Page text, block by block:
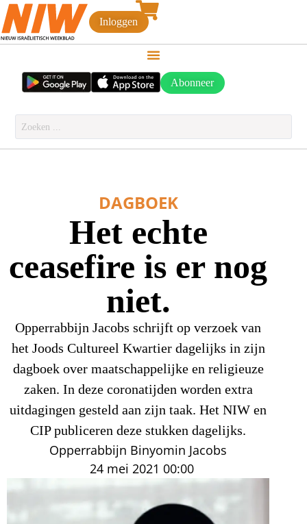
Inloggen
Abonneer
DAGBOEK
Het echte
ceasefire is er nog
niet.
Opperrabbijn Jacobs schrijft op verzoek van
het Joods Cultureel Kwartier dagelijks in zijn
dagboek over maatschappelijke en religieuze
zaken. In deze coronatijden worden extra
uitdagingen gesteld aan zijn taak. Het NIW en
CIP publiceren deze stukken dagelijks.
Opperrabbijn Binyomin Jacobs
24 mei 2021 00:00